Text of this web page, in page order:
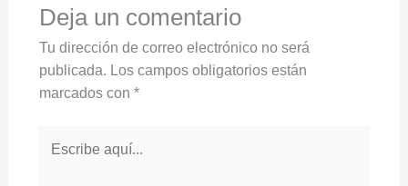
Deja un comentario
Tu dirección de correo electrónico no será
publicada. Los campos obligatorios están
marcados con *
aquí...